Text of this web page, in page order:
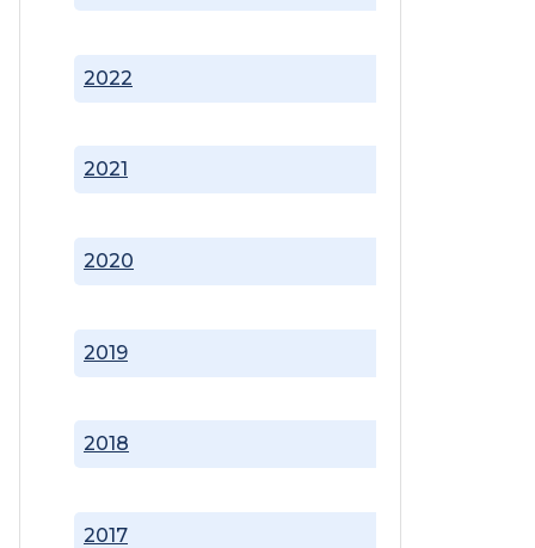
2017
2018
2019
2020
2021
2022